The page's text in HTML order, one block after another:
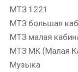
МТЗ 1221
МТЗ большая
МТЗ малая
МТЗ МК (Малая
Музыка